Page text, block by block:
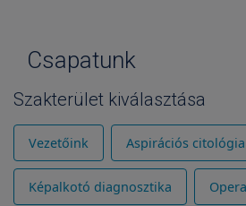
Csapatunk
Szakterület kiválasztása
Vezetőink Aspirációs citológia
Képalkotó diagnosztika